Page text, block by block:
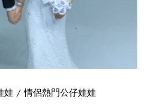
娃 / 情侶熱門公仔娃娃